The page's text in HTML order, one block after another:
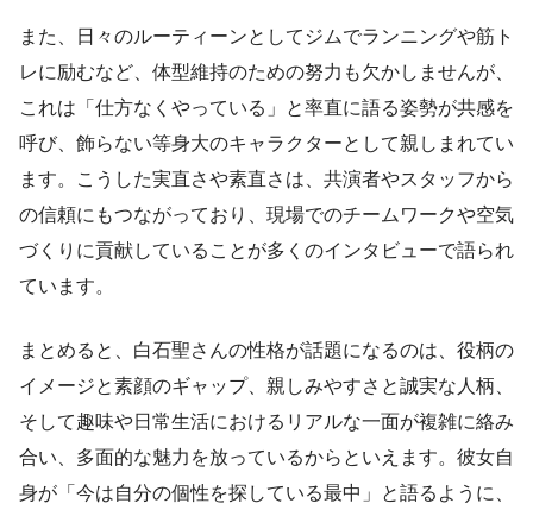
また、日々のルーティーンとしてジムでランニングや筋ト
レに励むなど、体型維持のための努力も欠かしませんが、
これは「仕方なくやっている」と率直に語る姿勢が共感を
呼び、飾らない等身大のキャラクターとして親しまれてい
ます。こうした実直さや素直さは、共演者やスタッフから
の信頼にもつながっており、現場でのチームワークや空気
づくりに貢献していることが多くのインタビューで語られ
ています。
まとめると、白石聖さんの性格が話題になるのは、役柄の
イメージと素顔のギャップ、親しみやすさと誠実な人柄、
そして趣味や日常生活におけるリアルな一面が複雑に絡み
合い、多面的な魅力を放っているからといえます。彼女自
身が「今は自分の個性を探している最中」と語るように、